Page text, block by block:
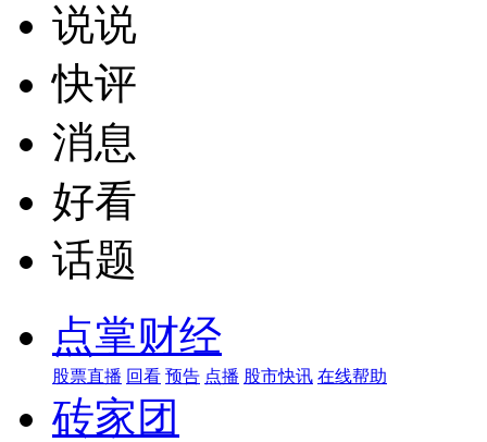
说说
快评
消息
好看
话题
点掌财经
股票直播 回看 预告 点播 股市快讯 在线帮助
砖家团